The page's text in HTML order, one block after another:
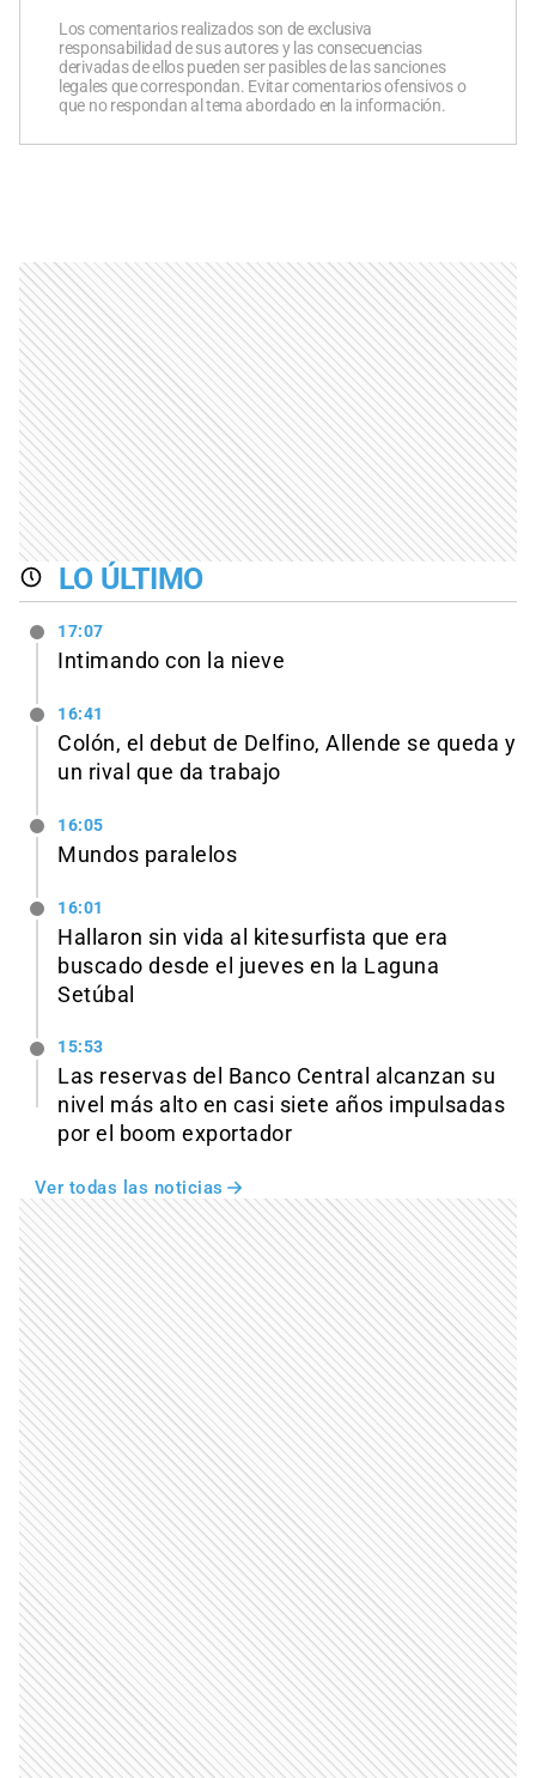
Los comentarios realizados son de exclusiva
responsabilidad de sus autores y las consecuencias
derivadas de ellos pueden ser pasibles de las sanciones
legales que correspondan. Evitar comentarios ofensivos o
que no respondan al tema abordado en la información.
LO ÚLTIMO
17:07
Intimando con la nieve
16:41
Colón, el debut de Delfino, Allende se queda y
un rival que da trabajo
16:05
Mundos paralelos
16:01
Hallaron sin vida al kitesurfista que era
buscado desde el jueves en la Laguna
Setúbal
15:53
Las reservas del Banco Central alcanzan su
nivel más alto en casi siete años impulsadas
por el boom exportador
Ver todas las noticias